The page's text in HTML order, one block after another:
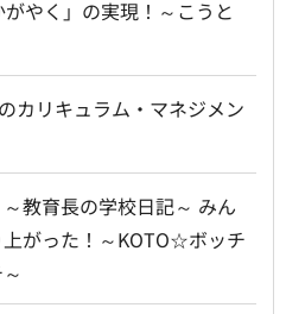
やく」の実現！～こうと
リキュラム・マネジメン
～教育長の学校日記～ みん
がった！～KOTO☆ボッチ